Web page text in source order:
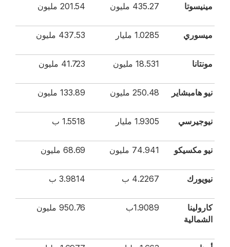
مينيسوتا 435.27 مليون 201.54 مليون
ميسوري 1.0285 مليار 437.53 مليون
مونتانا 18.531 مليون 41.723 مليون
نيو هامبشاير 250.48 مليون 133.89 مليون
نيوجيرسي 1.9305 مليار 1.5518 ب
نيو مكسيكو 74.941 مليون 68.69 مليون
نيويورك 4.2267 ب 3.9814 ب
كارولينا
الشمالية
1.9089ب 950.76 مليون